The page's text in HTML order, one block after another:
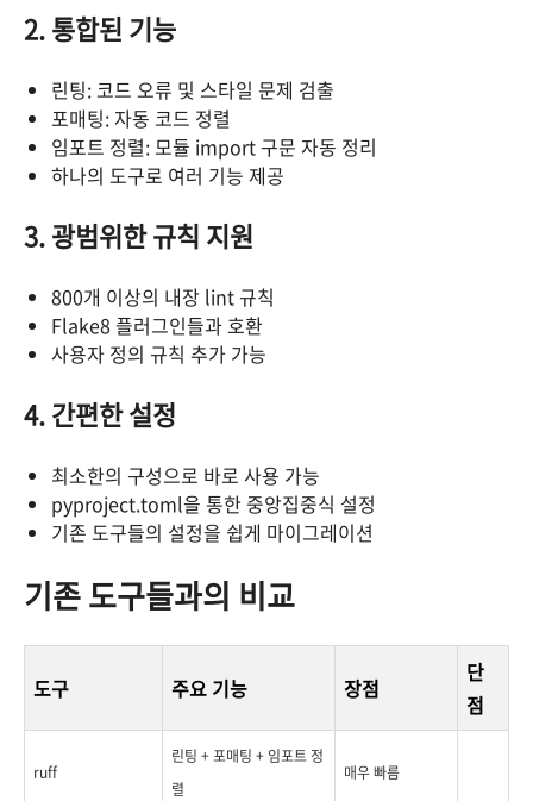
2. 통합된 기능
린팅: 코드 오류 및 스타일 문제 검출
포매팅: 자동 코드 정렬
임포트 정렬: 모듈 import 구문 자동 정리
하나의 도구로 여러 기능 제공
3. 광범위한 규칙 지원
800개 이상의 내장 lint 규칙
Flake8 플러그인들과 호환
사용자 정의 규칙 추가 가능
4. 간편한 설정
최소한의 구성으로 바로 사용 가능
pyproject.toml을 통한 중앙집중식 설정
기존 도구들의 설정을 쉽게 마이그레이션
기존 도구들과의 비교
도구 주요 기능 장점
단
점
ruff
린팅 + 포매팅 + 임포트 정
렬
매우 빠름